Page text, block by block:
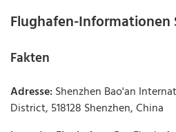
Flughafen-Informationen
Fakten
Adresse:Shenzhen Bao'an
District, 518128 Shenzhen, China